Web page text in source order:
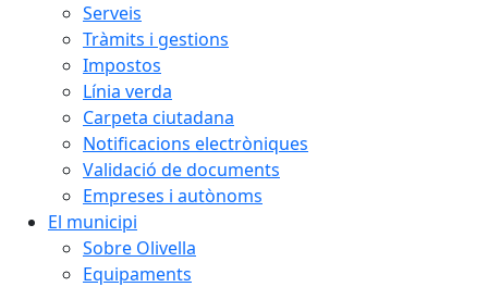
Serveis
Tràmits i gestions
Impostos
Línia verda
Carpeta ciutadana
Notificacions electròniques
Validació de documents
Empreses i autònoms
El municipi
Sobre Olivella
Equipaments